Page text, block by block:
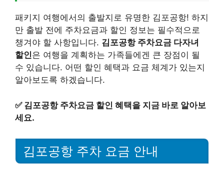
패키지 여행에서의 출발지로 유명한 김포공항! 하지
만 출발 전에 주차요금과 할인 정보는 필수적으로
챙겨야 할 사항입니다. 김포공항 주차요금 다자녀
할인은 여행을 계획하는 가족들에겐 큰 장점이 될
수 있습니다. 어떤 할인 혜택과 요금 체계가 있는지
알아보도록 하겠습니다.
✅ 김포공항 주차요금 할인 혜택을 지금 바로 알아보
세요.
김포공항 주차 요금 안내